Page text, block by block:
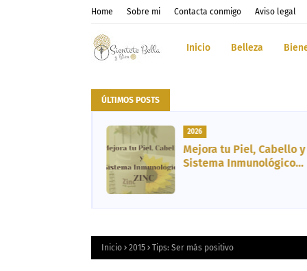
Home Sobre mi Contacta conmigo Aviso legal
Inicio Belleza
ÚLTIMOS POSTS
2026
Mejora tu Piel, Cabello y
Sistema Inmunológico
Inicio 2015 Tips: Ser más positivo